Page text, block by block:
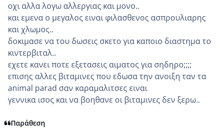
οχι αλλα λογω αλλεργιας και μονο..
και εμενα ο μεγαλος ειναι φιλασθενος ασπρουλιαρης
και χλωμος..
δοκιμασε να του δωσεις σκετο για καποιο διαστημα το
κιντερβιταλ..
εχετε κανει ποτε εξετασεις αιματος για σηδηρο;;;;
επισης αλλες βιταμινες που εδωσα την ανοιξη ταν τα
animal parad σαν καραμαλιτσες ειναι
γεννικα ισος και να βοηθανε οι βιταμινες δεν ξερω..
Παράθεση